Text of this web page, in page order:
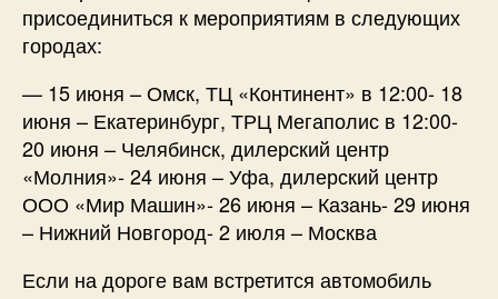
присоединиться к мероприятиям в следующих
городах:
— 15 июня – Омск, ТЦ «Континент» в 12:00- 18
июня – Екатеринбург, ТРЦ Мегаполис в 12:00-
20 июня – Челябинск, дилерский центр
«Молния»- 24 июня – Уфа, дилерский центр
ООО «Мир Машин»- 26 июня – Казань- 29 июня
– Нижний Новгород- 2 июля – Москва
Если на дороге вам встретится автомобиль